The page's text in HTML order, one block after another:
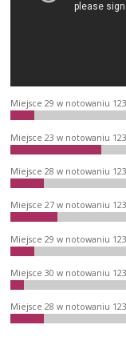
Miejsce 29 w notowaniu
Miejsce 23 w notowaniu
Miejsce 28 w notowaniu
Miejsce 27 w notowaniu
Miejsce 29 w notowaniu
Miejsce 30 w notowaniu
Miejsce 28 w notowaniu